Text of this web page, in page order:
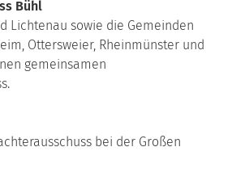
Bühl
Lichtenau sowie die Gemeinden
Ottersweier, Rheinmünster und
gemeinsamen
bei der Großen